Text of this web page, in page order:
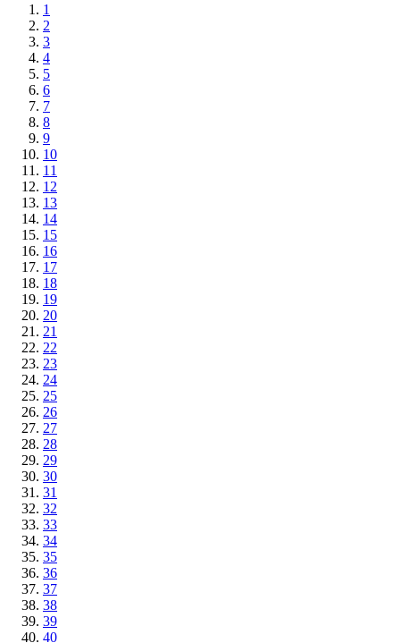
1
2
3
4
5
6
7
8
9
10
11
12
13
14
15
16
17
18
19
20
21
22
23
24
25
26
27
28
29
30
31
32
33
34
35
36
37
38
39
40